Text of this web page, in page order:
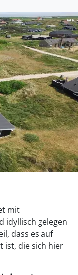
mit
idyllisch gelegen
dass es auf
ist, die sich hier